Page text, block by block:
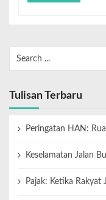
Tulisan Terbaru
Peringatan HAN:
Keselamatan Jalan
Pajak: Ketika Rakyat